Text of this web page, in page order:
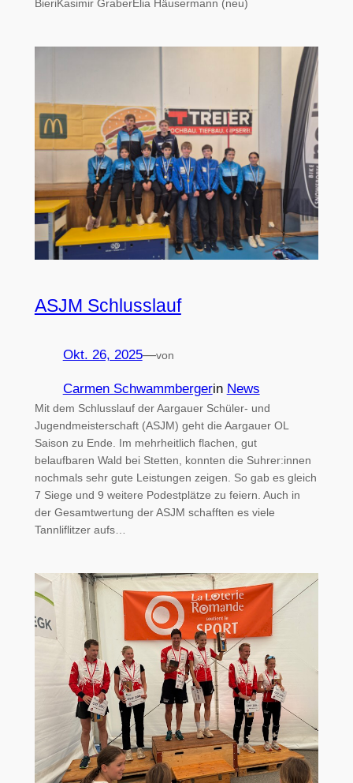
BieriKasimir GraberElia Häusermann (neu)
ASJM Schlusslauf
Okt. 26, 2025—von
Carmen Schwammbergerin News
Mit dem Schlusslauf der Aargauer Schüler- und
Jugendmeisterschaft (ASJM) geht die Aargauer OL
Saison zu Ende. Im mehrheitlich flachen, gut
belaufbaren Wald bei Stetten, konnten die Suhrer:innen
nochmals sehr gute Leistungen zeigen. So gab es gleich
7 Siege und 9 weitere Podestplätze zu feiern. Auch in
der Gesamtwertung der ASJM schafften es viele
Tannliflitzer aufs…